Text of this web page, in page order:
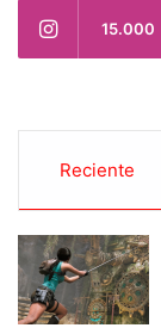
15.000
Reciente